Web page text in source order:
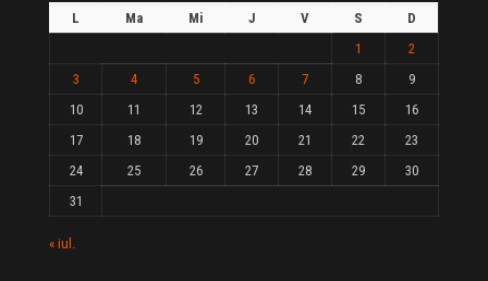
L Ma Mi J V S
D
1
2
3
4 5 6 7 8
9
10
11 12 13 14 15
16
17
18 19 20 21 22
23
24
25 26 27 28 29
30
31
« iul.